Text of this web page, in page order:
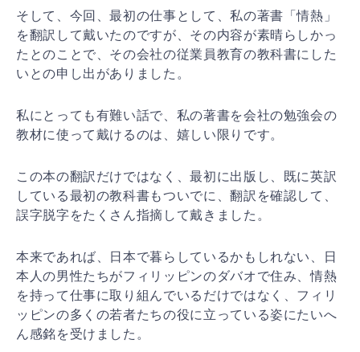
そして、今回、最初の仕事として、私の著書「情熱」
を翻訳して戴いたのですが、その内容が素晴らしかっ
たとのことで、その会社の従業員教育の教科書にした
いとの申し出がありました。
私にとっても有難い話で、私の著書を会社の勉強会の
教材に使って戴けるのは、嬉しい限りです。
この本の翻訳だけではなく、最初に出版し、既に英訳
している最初の教科書もついでに、翻訳を確認して、
誤字脱字をたくさん指摘して戴きました。
本来であれば、日本で暮らしているかもしれない、日
本人の男性たちがフィリッピンのダバオで住み、情熱
を持って仕事に取り組んでいるだけではなく、フィリ
ッピンの多くの若者たちの役に立っている姿にたいへ
ん感銘を受けました。